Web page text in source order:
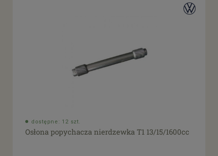
dostępne: 12 szt.
Osłona popychacza nierdzewka T1 13/15/1600cc